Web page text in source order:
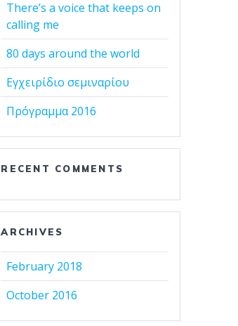
There’s a voice that keeps on
calling me
80 days around the world
Εγχειρίδιο σεμιναρίου
Πρόγραμμα 2016
RECENT COMMENTS
ARCHIVES
February 2018
October 2016